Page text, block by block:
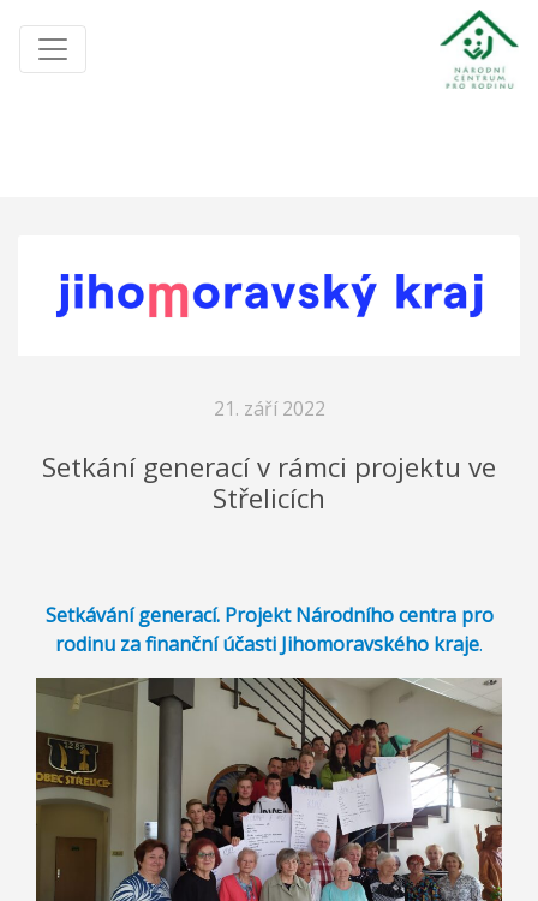
21. září 2022
Setkání generací v rámci projektu ve
Střelicích
Setkávání generací. Projekt Národního centra pro
rodinu za finanční účasti Jihomoravského kraje.